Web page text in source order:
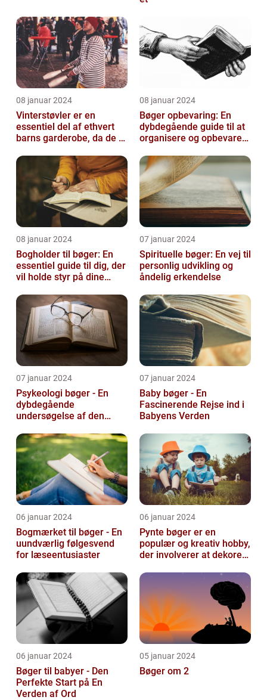
08 januar 2024
Vinterstøvler er en
essentiel del af ethvert
barns garderobe, da de er
deres ...
08 januar 2024
Bøger opbevaring: En
dybdegående guide til at
organisere og opbevare
08 januar 2024
Bogholder til bøger: En
essentiel guide til dig, der
vil holde styr på dine
07 januar 2024
Spirituelle bøger: En vej til
personlig udvikling og
åndelig erkendelse
07 januar 2024
Psykeologi bøger - En
dybdegående
undersøgelse af den
verden
07 januar 2024
Baby bøger - En
Fascinerende Rejse ind i
Babyens Verden
06 januar 2024
Bogmærket til bøger - En
uundværlig følgesvend
for læseentusiaster
06 januar 2024
Pynte bøger er en
populær og kreativ hobby,
der involverer at dekorere
forskellige...
06 januar 2024
Bøger til babyer - Den
Perfekte Start på En
Verden af Ord
05 januar 2024
Bøger om 2